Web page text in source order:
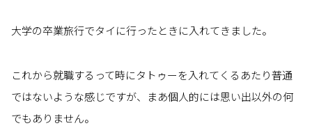
大学の卒業旅行でタイに行ったときに入れてきました。
これから就職するって時にタトゥーを入れてくるあたり普通
ではないような感じですが、まあ個人的には思い出以外の何
でもありません。